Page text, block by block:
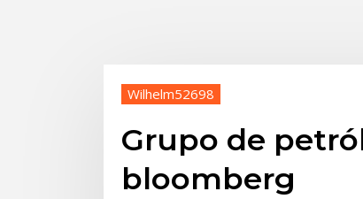
Wilhelm52698
Grupo de
bloomberg